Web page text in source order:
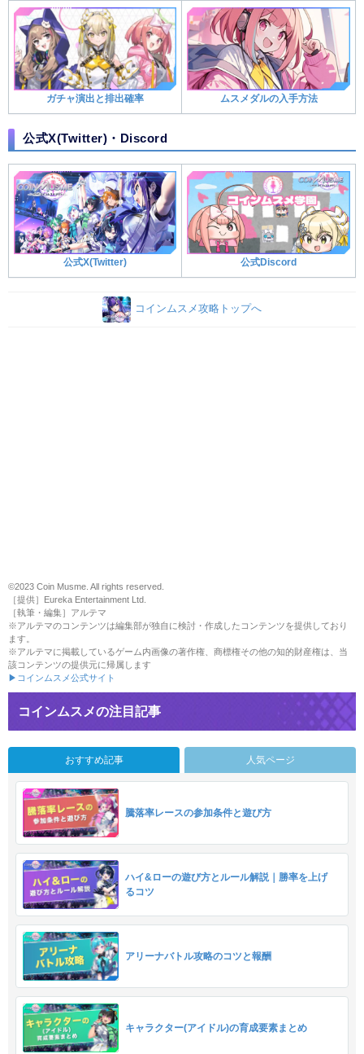
ガチャ演出と排出確率 ムスメダルの入手方法
公式X(Twitter)・Discord
公式X(Twitter) 公式Discord
コインムスメ攻略トップへ
©2023 Coin Musme. All rights reserved.
［提供］Eureka Entertainment Ltd.
［執筆・編集］アルテマ
※アルテマのコンテンツは編集部が独自に検討・作成したコンテンツを提供しており
ます。
※アルテマに掲載しているゲーム内画像の著作権、商標権その他の知的財産権は、当
該コンテンツの提供元に帰属します
▶コインムスメ公式サイト
コインムスメの注目記事
おすすめ記事 人気ページ
騰落率レースの参加条件と遊び方
ハイ&ローの遊び方とルール解説｜勝率を上げ
るコツ
アリーナバトル攻略のコツと報酬
キャラクター(アイドル)の育成要素まとめ